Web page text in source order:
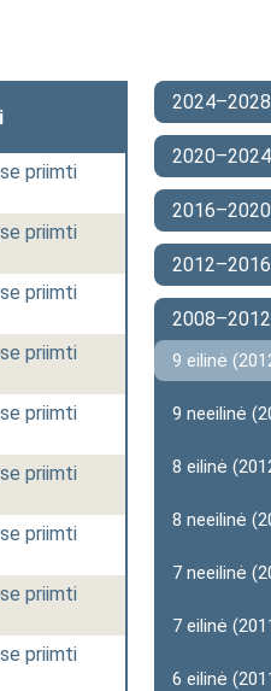
priimti
priimti
priimti
priimti
priimti
priimti
priimti
priimti
priimti
9 eilinė
9 neeilinė
8 eilinė
8 neeilinė
7 neeilinė
7 eilinė
6 eilinė